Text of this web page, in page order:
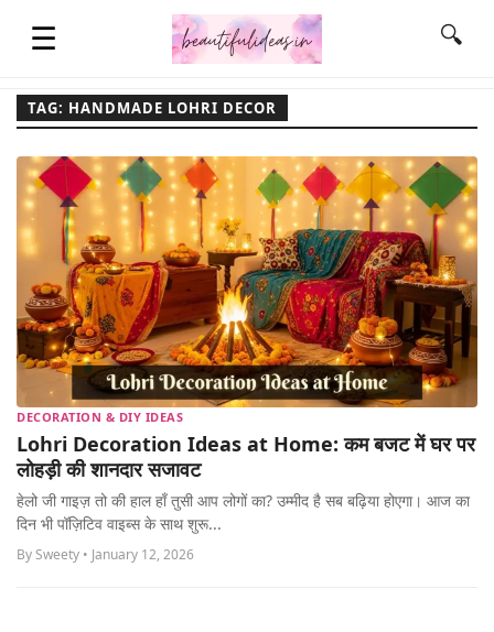
☰
QUOTES
LIFESTYLE
FASHION & STYLE
CONTACT NAME IDEAS
MORE
🔍
TAG: HANDMADE LOHRI DECOR
DECORATION & DIY IDEAS
Lohri Decoration Ideas at Home: कम बजट में घर पर
लोहड़ी की शानदार सजावट
हेलो जी गाइज़ तो की हाल हाँ तुसी आप लोगों का? उम्मीद है सब बढ़िया होएगा। आज का
दिन भी पॉज़िटिव वाइब्स के साथ शुरू...
By Sweety • January 12, 2026